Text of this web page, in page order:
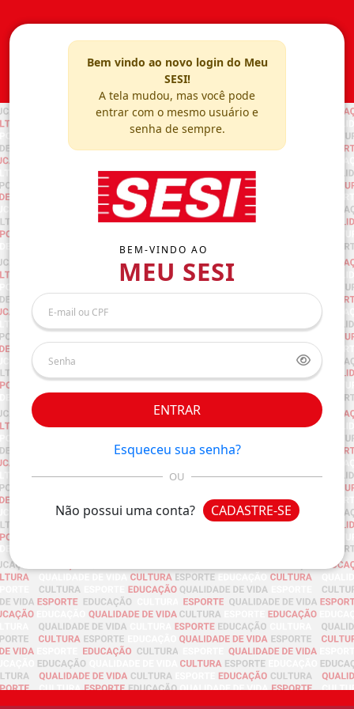
Bem vindo ao novo login do Meu
SESI!
A tela mudou, mas você pode
entrar com o mesmo usuário e
senha de sempre.
BEM-VINDO AO
MEU SESI
ENTRAR
Esqueceu sua senha?
OU
Não possui uma conta? CADASTRE-SE